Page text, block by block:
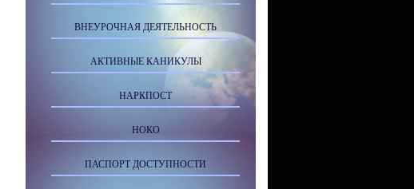
ВНЕУРОЧНАЯ ДЕЯТЕЛЬНОСТЬ
АКТИВНЫЕ КАНИКУЛЫ
НАРКПОСТ
НОКО
ПАСПОРТ ДОСТУПНОСТИ